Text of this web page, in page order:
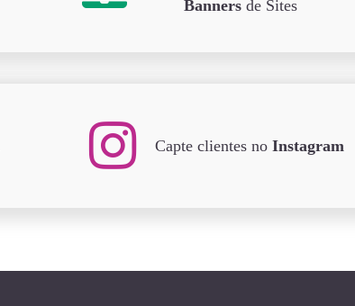
Bannersde Sites
Capte clientes no Instagram